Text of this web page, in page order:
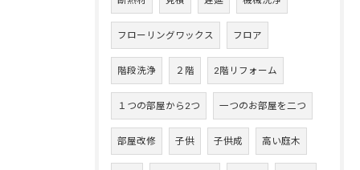
フローリングワックス フロア
階段洗浄 ２階 2階リフォーム
１つの部屋から2つ 一つのお部屋を二つ
部屋改修 子供 子供成 高い庭木